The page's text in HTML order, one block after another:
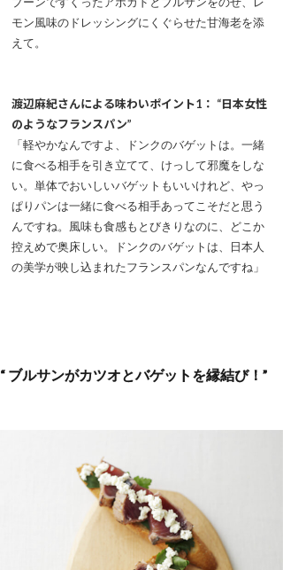
モン風味のドレッシングにくぐらせた甘海老を添
えて。
渡辺麻紀さんによる味わいポイント1： “日本女性
のようなフランスパン”
「軽やかなんですよ、ドンクのバゲットは。一緒
に食べる相手を引き立てて、けっして邪魔をしな
い。単体でおいしいバゲットもいいけれど、やっ
ぱりパンは一緒に食べる相手あってこそだと思う
んですね。風味も食感もとびきりなのに、どこか
控えめで奥床しい。ドンクのバゲットは、日本人
の美学が映し込まれたフランスパンなんですね」
“ ブルサンがカツオとバゲットを縁結び！”